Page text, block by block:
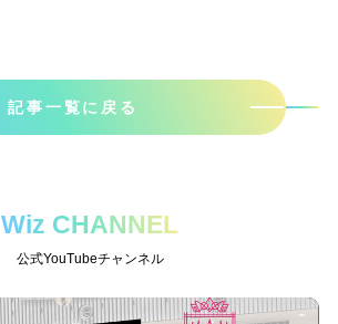
記事一覧に戻る
Wiz CHANNEL
公式YouTubeチャンネル